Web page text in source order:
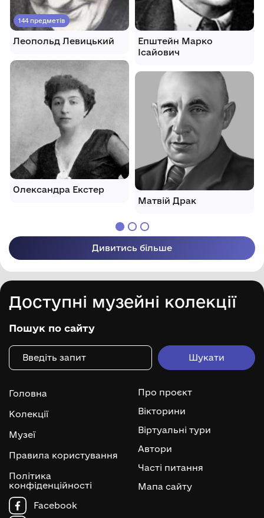
144 предметів
Леопольд Левицький
Олександра Екстер
Епштейн Марко
Ісайович
Матвій Драк
Дивитись більше
Доступні музейні колекції
Пошук по сайту
Головна
Колекції
Музеї
Правила користування
Політика
конфіденційності
Про проєкт
Вікторини
Віртуальні тури
Автори
Часті питання
Мапа сайту
Facebook